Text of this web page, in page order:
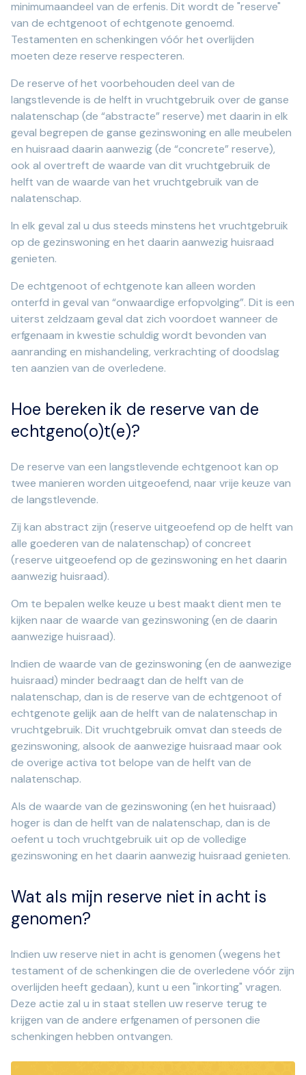
minimumaandeel van de erfenis. Dit wordt de "reserve"
van de echtgenoot of echtgenote genoemd.
Testamenten en schenkingen vóór het overlijden
moeten deze reserve respecteren.
De reserve of het voorbehouden deel van de
langstlevende is de helft in vruchtgebruik over de ganse
nalatenschap (de “abstracte” reserve) met daarin in elk
geval begrepen de ganse gezinswoning en alle meubelen
en huisraad daarin aanwezig (de “concrete” reserve),
ook al overtreft de waarde van dit vruchtgebruik de
helft van de waarde van het vruchtgebruik van de
nalatenschap.
In elk geval zal u dus steeds minstens het vruchtgebruik
op de gezinswoning en het daarin aanwezig huisraad
genieten.
De echtgenoot of echtgenote kan alleen worden
onterfd in geval van “onwaardige erfopvolging”. Dit is een
uiterst zeldzaam geval dat zich voordoet wanneer de
erfgenaam in kwestie schuldig wordt bevonden van
aanranding en mishandeling, verkrachting of doodslag
ten aanzien van de overledene.
Hoe bereken ik de reserve van de
echtgeno(o)t(e)?
De reserve van een langstlevende echtgenoot kan op
twee manieren worden uitgeoefend, naar vrije keuze van
de langstlevende.
Zij kan abstract zijn (reserve uitgeoefend op de helft van
alle goederen van de nalatenschap) of concreet
(reserve uitgeoefend op de gezinswoning en het daarin
aanwezig huisraad).
Om te bepalen welke keuze u best maakt dient men te
kijken naar de waarde van gezinswoning (en de daarin
aanwezige huisraad).
Indien de waarde van de gezinswoning (en de aanwezige
huisraad) minder bedraagt dan de helft van de
nalatenschap, dan is de reserve van de echtgenoot of
echtgenote gelijk aan de helft van de nalatenschap in
vruchtgebruik. Dit vruchtgebruik omvat dan steeds de
gezinswoning, alsook de aanwezige huisraad maar ook
de overige activa tot belope van de helft van de
nalatenschap.
Als de waarde van de gezinswoning (en het huisraad)
hoger is dan de helft van de nalatenschap, dan is de
oefent u toch vruchtgebruik uit op de volledige
gezinswoning en het daarin aanwezig huisraad genieten.
Wat als mijn reserve niet in acht is
genomen?
Indien uw reserve niet in acht is genomen (wegens het
testament of de schenkingen die de overledene vóór zijn
overlijden heeft gedaan), kunt u een "inkorting" vragen.
Deze actie zal u in staat stellen uw reserve terug te
krijgen van de andere erfgenamen of personen die
schenkingen hebben ontvangen.